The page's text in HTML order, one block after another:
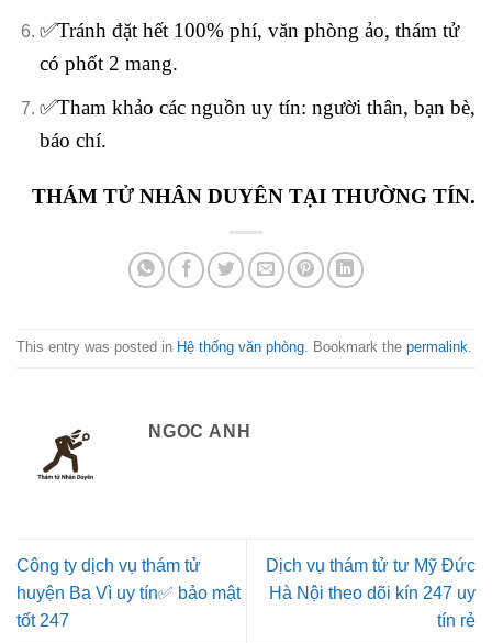
✅Tránh đặt hết 100% phí, văn phòng ảo, thám tử
có phốt 2 mang.
✅Tham khảo các nguồn uy tín: người thân, bạn bè,
báo chí.
THÁM TỬ NHÂN DUYÊN TẠI THƯỜNG TÍN.
This entry was posted in Hệ thống văn phòng. Bookmark the permalink.
NGOC ANH
Công ty dịch vụ thám tử
huyện Ba Vì uy tín✅ bảo mật
tốt 247
Dịch vụ thám tử tư Mỹ Đức
Hà Nội theo dõi kín 247 uy
tín rẻ